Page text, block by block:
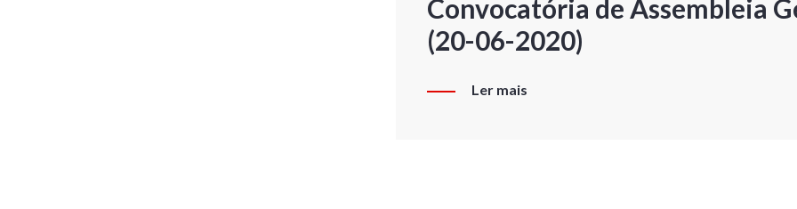
Convocatória de Assembleia
(20-06-2020)
Ler mais